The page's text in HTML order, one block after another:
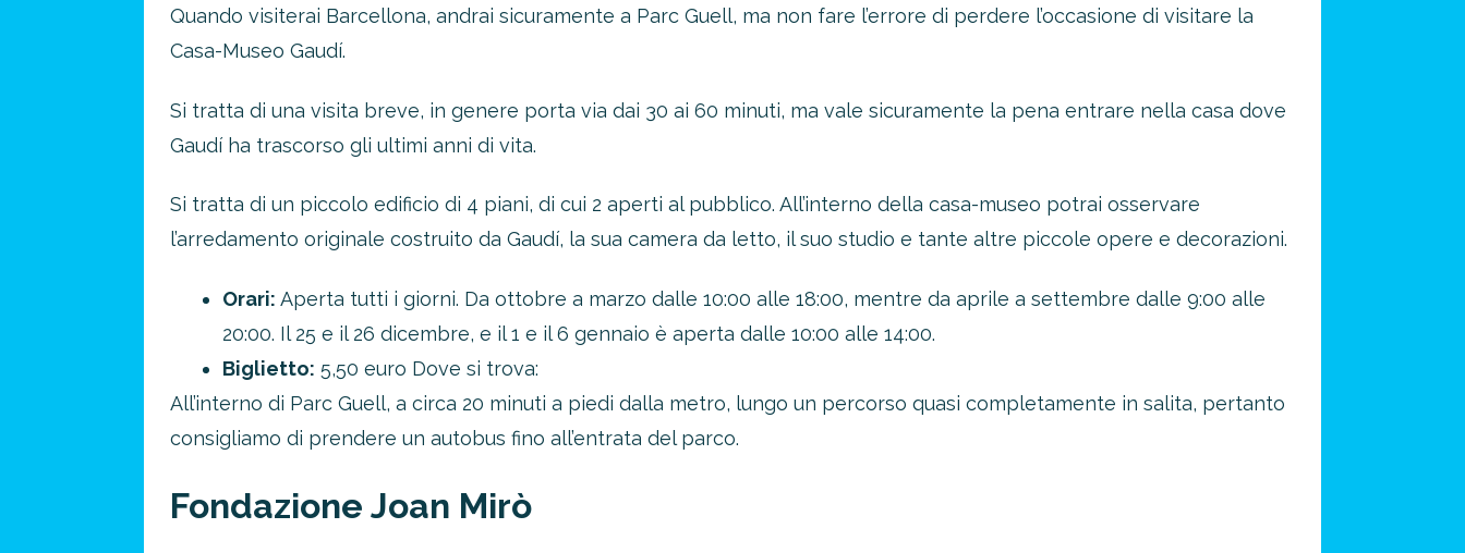
Quando visiterai Barcellona, andrai sicuramente a Parc Guell, ma non fare l’errore di perdere l’occasione di visitare la
Casa-Museo Gaudí.
Si tratta di una visita breve, in genere porta via dai 30 ai 60 minuti, ma vale sicuramente la pena entrare nella casa dove
Gaudí ha trascorso gli ultimi anni di vita.
Si tratta di un piccolo edificio di 4 piani, di cui 2 aperti al pubblico. All’interno della casa-museo potrai osservare
l’arredamento originale costruito da Gaudí, la sua camera da letto, il suo studio e tante altre piccole opere e decorazioni.
Orari: Aperta tutti i giorni. Da ottobre a marzo dalle 10:00 alle 18:00, mentre da aprile a settembre dalle 9:00 alle
20:00. Il 25 e il 26 dicembre, e il 1 e il 6 gennaio è aperta dalle 10:00 alle 14:00.
Biglietto: 5,50 euro Dove si trova:
All’interno di Parc Guell, a circa 20 minuti a piedi dalla metro, lungo un percorso quasi completamente in salita, pertanto
consigliamo di prendere un autobus fino all’entrata del parco.
Fondazione Joan Mirò